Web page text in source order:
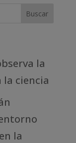
la
ciencia
la